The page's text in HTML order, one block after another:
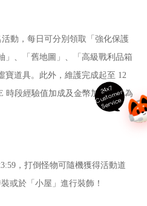
動，每日可分別領取「強化保護
」、「舊地圖」、「高級戰利品箱
寶道具。此外，維護完成起至 12
時段經驗值加成及金幣加成提升為
，打倒怪物可隨機獲得活動道
或於「小屋」進行裝飾！
24x7
C
ust
o
m
er
S
ervi
c
e